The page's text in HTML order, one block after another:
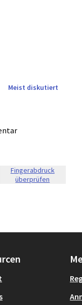
Meist diskutiert
Fingerabdruck
überprüfen